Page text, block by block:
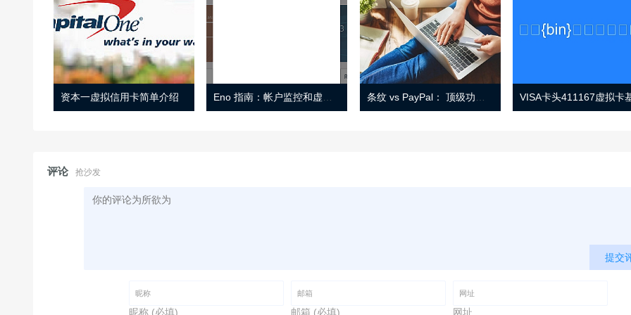
资本一虚拟信用卡简单介绍
评论 抢沙发
提交
昵称 (必填) 邮箱 (必填) 网址